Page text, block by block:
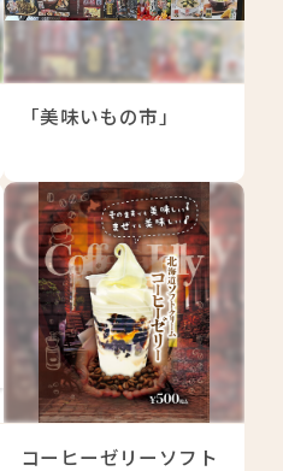
「美味いもの市」
コーヒーゼリーソフト